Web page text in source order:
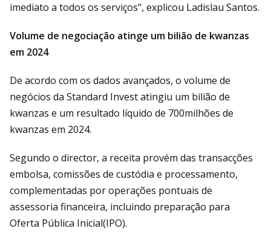
imediato a todos os serviços", explicou Ladislau Santos.
Volume de negociação atinge um bilião de kwanzas
em 2024
De acordo com os dados avançados, o volume de
negócios da Standard Invest atingiu um bilião de
kwanzas e um resultado líquido de 700milhões de
kwanzas em 2024.
Segundo o director, a receita provém das transacções
embolsa, comissões de custódia e processamento,
complementadas por operações pontuais de
assessoria financeira, incluindo preparação para
Oferta Pública Inicial(IPO).